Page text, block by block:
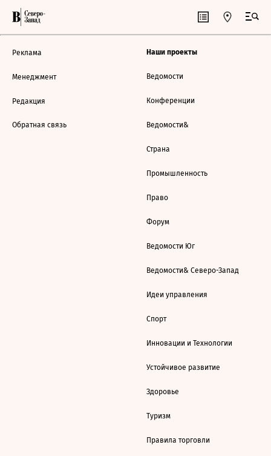
Реклама
Менеджмент
Редакция
Обратная связь
Наши проекты
Ведомости
Конференции
Ведомости&
Страна
Промышленность
Право
Форум
Ведомости Юг
Ведомости& Северо-Запад
Идеи управления
Спорт
Инновации и Технологии
Устойчивое развитие
Здоровье
Туризм
Правила торговли